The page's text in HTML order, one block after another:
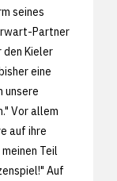
seines
Partner
Kieler
eine
unsere
Vor allem
auf ihre
Teil
Auf